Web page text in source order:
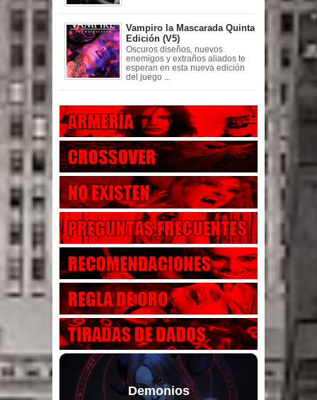
Vampiro la Mascarada Quinta
Edición (V5)
Oscuros diseños, nuevos
enemigos y extraños aliados te
esperan en esta nueva edición
del juego ...
Demonios